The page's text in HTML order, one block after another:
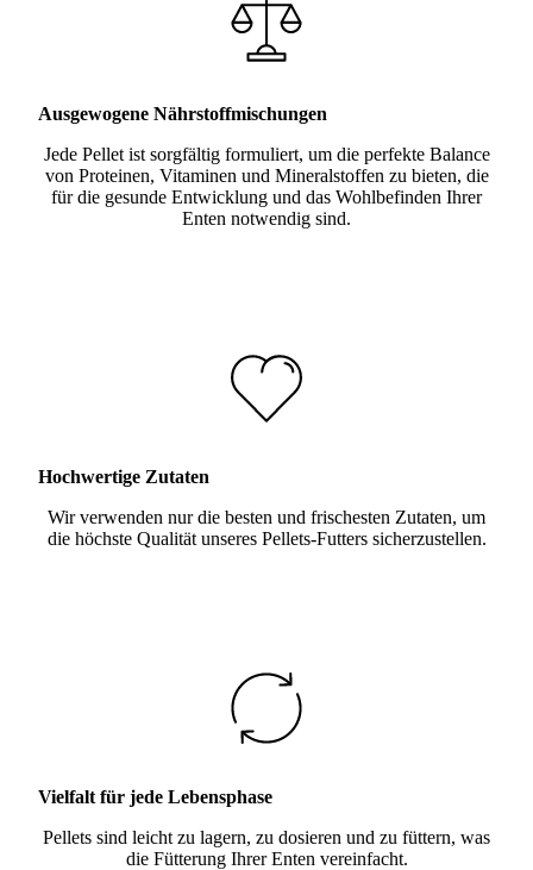
Ausgewogene Nährstoffmischungen
Jede Pellet ist sorgfältig formuliert, um die perfekte Balance
von Proteinen, Vitaminen und Mineralstoffen zu bieten, die
für die gesunde Entwicklung und das Wohlbefinden Ihrer
Enten notwendig sind.
Hochwertige Zutaten
Wir verwenden nur die besten und frischesten Zutaten, um
die höchste Qualität unseres Pellets-Futters sicherzustellen.
Vielfalt für jede Lebensphase
Pellets sind leicht zu lagern, zu dosieren und zu füttern, was
die Fütterung Ihrer Enten vereinfacht.